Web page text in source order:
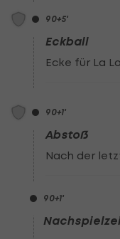
90+5'
Eckball
Ecke für La
90+1'
Abstoß
Nach der
90+1'